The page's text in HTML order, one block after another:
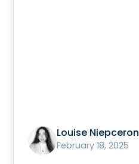
Louise Niepceron
February 18, 2025